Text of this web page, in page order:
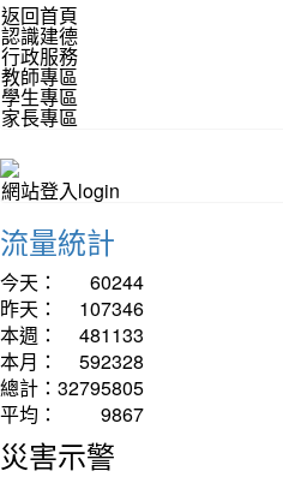
返回首頁
認識建德
行政服務
教師專區
學生專區
家長專區
網站登入login
流量統計
今天：
60244
昨天：
107346
本週：
481133
本月：
592328
總計： 32795805
平均：
9867
災害示警